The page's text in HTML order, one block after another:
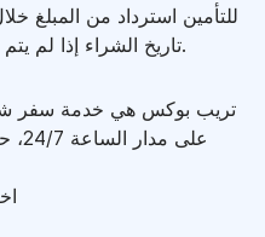
تاريخ الشراء إذا لم يتم تفعيل الوثيقة. لا توجد أسئلة أخرى.
تريب بوكس هي خدمة سفر